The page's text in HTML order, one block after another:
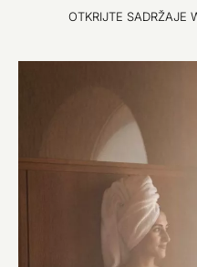
OTKRIJTE SADRŽAJE